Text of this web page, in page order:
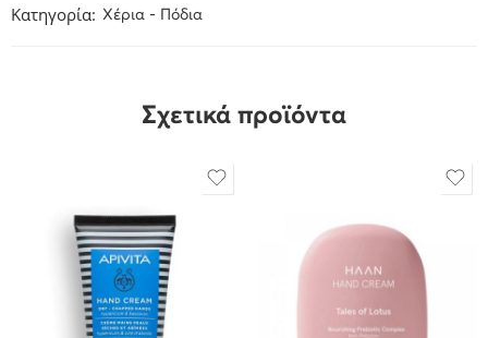
Κατηγορία: Χέρια - Πόδια
Σχετικά προϊόντα